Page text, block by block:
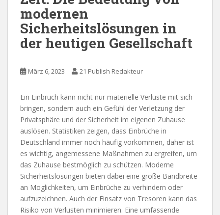
modernen
Sicherheitslösungen in
der heutigen Gesellschaft
März 6, 2023 21 Publish Redakteur
Ein Einbruch kann nicht nur materielle Verluste mit sich
bringen, sondern auch ein Gefühl der Verletzung der
Privatsphäre und der Sicherheit im eigenen Zuhause
auslösen. Statistiken zeigen, dass Einbrüche in
Deutschland immer noch häufig vorkommen, daher ist
es wichtig, angemessene Maßnahmen zu ergreifen, um
das Zuhause bestmöglich zu schützen. Moderne
Sicherheitslösungen bieten dabei eine große Bandbreite
an Möglichkeiten, um Einbrüche zu verhindern oder
aufzuzeichnen. Auch der Einsatz von Tresoren kann das
Risiko von Verlusten minimieren. Eine umfassende